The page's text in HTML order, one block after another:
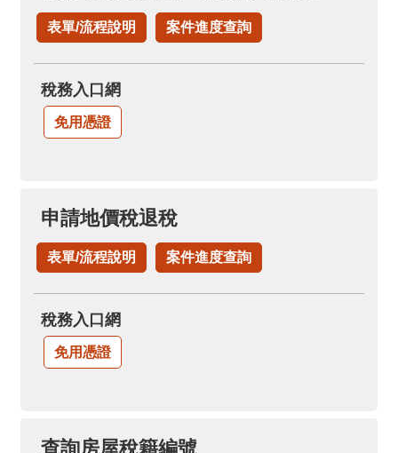
表單/流程說明 案件進度查詢
稅務入口網
免用憑證
申請地價稅退稅
表單/流程說明 案件進度查詢
稅務入口網
免用憑證
查詢房屋稅籍編號